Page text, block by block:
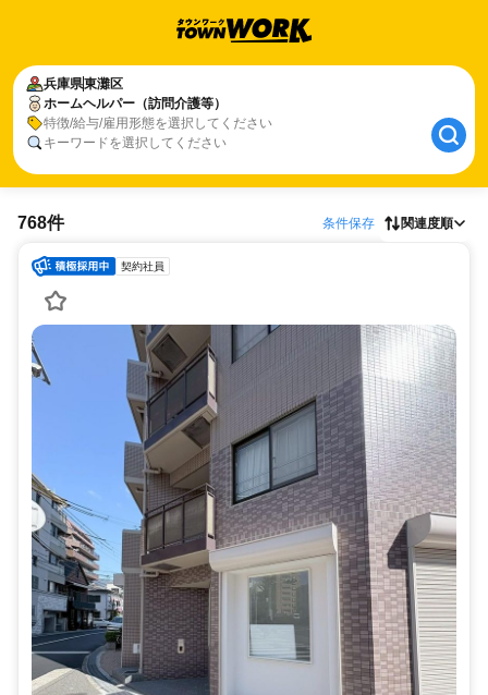
兵庫県東灘区
ホームヘルパー（訪問介護等）
特徴/給与/雇用形態を選択してください
キーワードを選択してください
768件 条件保存 関連度順
契約社員